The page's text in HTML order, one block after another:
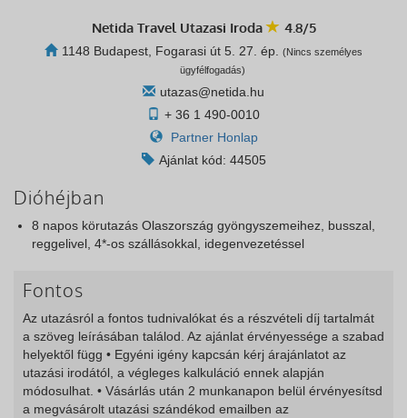
Netida Travel Utazasi Iroda 4.8/5
1148 Budapest, Fogarasi út 5. 27. ép. (Nincs személyes
ügyfélfogadás)
utazas@netida.hu
+ 36 1 490-0010
Partner Honlap
Ajánlat kód: 44505
Dióhéjban
8 napos körutazás Olaszország gyöngyszemeihez, busszal,
reggelivel, 4*-os szállásokkal, idegenvezetéssel
Fontos
Az utazásról a fontos tudnivalókat és a részvételi díj tartalmát
a szöveg leírásában találod. Az ajánlat érvényessége a szabad
helyektől függ • Egyéni igény kapcsán kérj árajánlatot az
utazási irodától, a végleges kalkuláció ennek alapján
módosulhat. • Vásárlás után 2 munkanapon belül érvényesítsd
a megvásárolt utazási szándékod emailben az